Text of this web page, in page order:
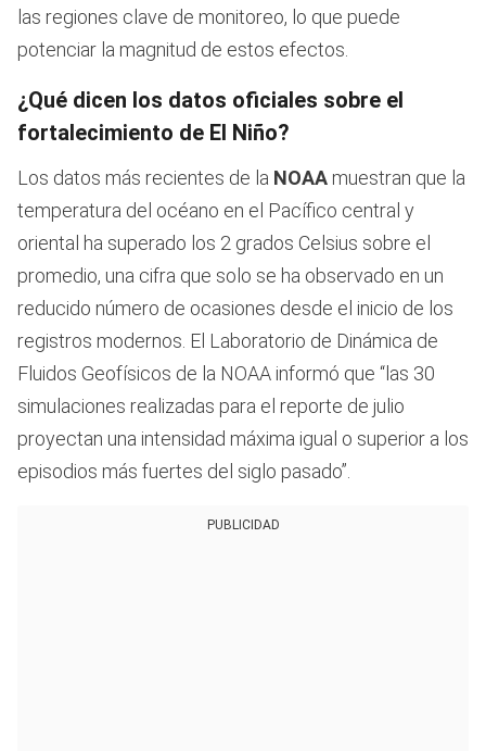
las regiones clave de monitoreo, lo que puede
potenciar la magnitud de estos efectos.
¿Qué dicen los datos oficiales sobre el
fortalecimiento de El Niño?
Los datos más recientes de la NOAA muestran que la
temperatura del océano en el Pacífico central y
oriental ha superado los 2 grados Celsius sobre el
promedio, una cifra que solo se ha observado en un
reducido número de ocasiones desde el inicio de los
registros modernos. El Laboratorio de Dinámica de
Fluidos Geofísicos de la NOAA informó que “las 30
simulaciones realizadas para el reporte de julio
proyectan una intensidad máxima igual o superior a los
episodios más fuertes del siglo pasado”.
PUBLICIDAD